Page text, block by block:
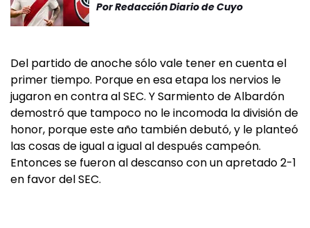
PorRedacción Diario de Cuyo
Del partido de anoche sólo vale tener en cuenta el
primer tiempo. Porque en esa etapa los nervios le
jugaron en contra al SEC. Y Sarmiento de Albardón
demostró que tampoco no le incomoda la división de
honor, porque este año también debutó, y le planteó
las cosas de igual a igual al después campeón.
Entonces se fueron al descanso con un apretado 2-1
en favor del SEC.